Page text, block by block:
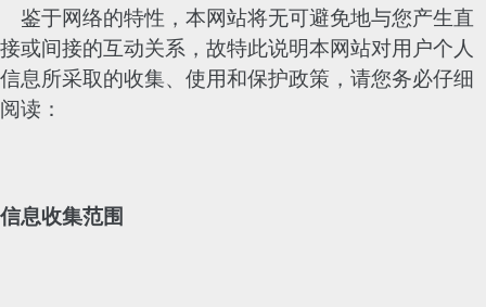
鉴于网络的特性，本网站将无可避免地与您产生直
接或间接的互动关系，故特此说明本网站对用户个人
信息所采取的收集、使用和保护政策，请您务必仔细
阅读：
信息收集范围